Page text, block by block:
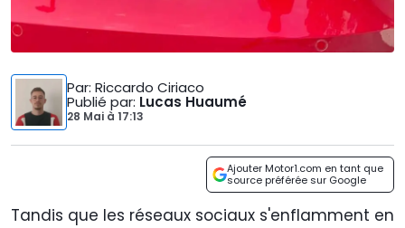
Par: Riccardo Ciriaco
Publié par: Lucas Huaumé
28 Mai à 17:13
Ajouter Motor1.com en tant que
source préférée sur Google
Tandis que les réseaux sociaux s'enflamment en